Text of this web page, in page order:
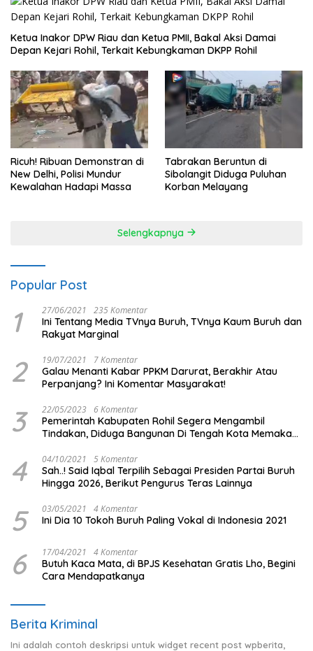
Ketua Inakor DPW Riau dan Ketua PMII, Bakal Aksi Damai
Depan Kejari Rohil, Terkait Kebungkaman DKPP Rohil
Ricuh! Ribuan Demonstran di
New Delhi, Polisi Mundur
Kewalahan Hadapi Massa
Tabrakan Beruntun di
Sibolangit Diduga Puluhan
Korban Melayang
Selengkapnya
Popular Post
1 27/06/2021 235 Komentar
Ini Tentang Media TVnya Buruh, TVnya Kaum Buruh dan
Rakyat Marginal
2 19/07/2021 7 Komentar
Galau Menanti Kabar PPKM Darurat, Berakhir Atau
Perpanjang? Ini Komentar Masyarakat!
3 22/05/2023 6 Komentar
Pemerintah Kabupaten Rohil Segera Mengambil
Tindakan, Diduga Bangunan Di Tengah Kota Memakan
4 04/10/2021 5 Komentar
Sah..! Said Iqbal Terpilih Sebagai Presiden Partai Buruh
Hingga 2026, Berikut Pengurus Teras Lainnya
5 03/05/2021 4 Komentar
Ini Dia 10 Tokoh Buruh Paling Vokal di Indonesia 2021
6 17/04/2021 4 Komentar
Butuh Kaca Mata, di BPJS Kesehatan Gratis Lho, Begini
Cara Mendapatkanya
Berita Kriminal
Ini adalah contoh deskripsi untuk widget recent post wpberita,